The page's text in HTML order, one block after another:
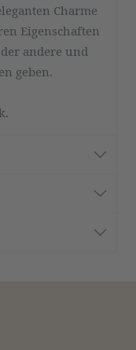
Charme
Eigenschaften
andere und
geben.